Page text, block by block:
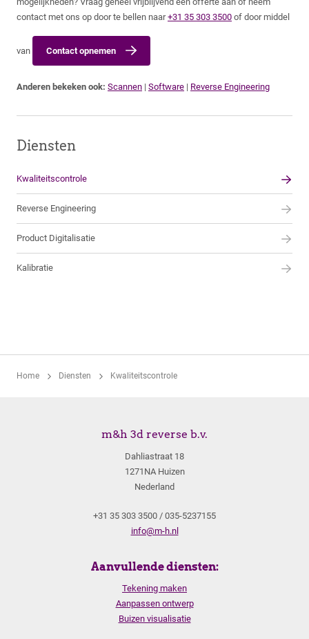
contact met ons op door te bellen naar+31 35 303 3500 of door middel
van Contact opnemen
Anderen bekeken ook: Scannen | Software | Reverse Engineering
Diensten
Kwaliteitscontrole
Reverse Engineering
Product Digitalisatie
Kalibratie
Home Diensten Kwaliteitscontrole
m&h 3d reverse b.v.
Dahliastraat 18
1271NA Huizen
Nederland
+31 35 303 3500 / 035-5237155
info@m-h.nl
Aanvullende diensten:
Tekening maken
Aanpassen ontwerp
Buizen visualisatie